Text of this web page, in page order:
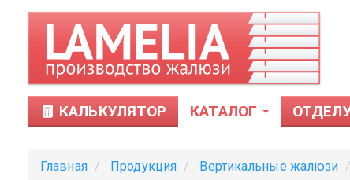
КАЛЬКУЛЯТОР КАТАЛОГ
Главная Продукция Вертикальные жалюзи